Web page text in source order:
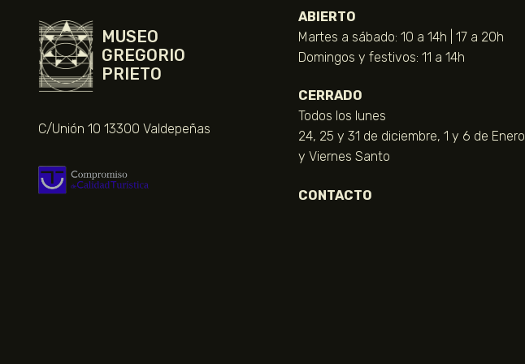
MUSEO
GREGORIO
PRIETO
C/Unión 10 13300 Valdepeñas
ABIERTO
Martes a sábado: 10 a 14h | 17 a 20h
Domingos y festivos: 11 a 14h
CERRADO
Todos los lunes
24, 25 y 31 de diciembre, 1 y 6 de Enero
y Viernes Santo
CONTACTO